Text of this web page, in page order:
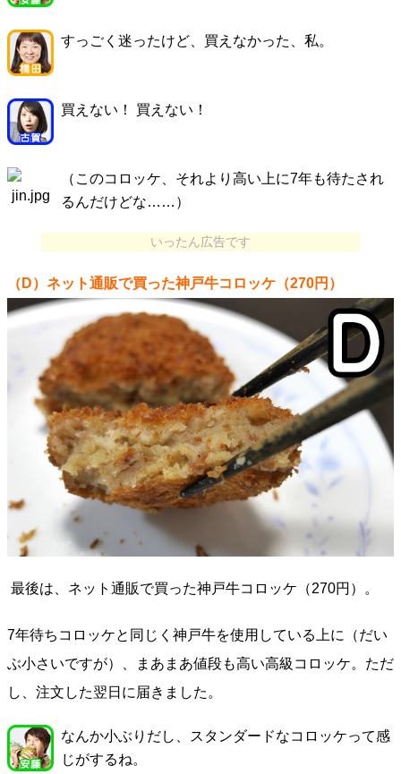
すっごく迷ったけど、買えなかった、私。
買えない！ 買えない！
（このコロッケ、それより高い上に7年も待たされ
るんだけどな……）
いったん広告です
（D）ネット通販で買った神戸牛コロッケ（270円）
最後は、ネット通販で買った神戸牛コロッケ（270円）。
7年待ちコロッケと同じく神戸牛を使用している上に（だい
ぶ小さいですが）、まあまあ値段も高い高級コロッケ。ただ
し、注文した翌日に届きました。
なんか小ぶりだし、スタンダードなコロッケって感
じがするね。